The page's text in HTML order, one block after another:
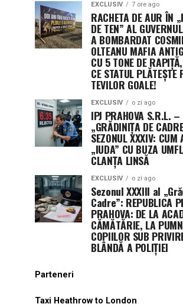
EXCLUSIV 7 ore ago
RACHETA DE AUR ÎN
DE TEN” AL
A BOMBARDAT
OLTEANU MAFIA
CU 5 TONE DE
CE STATUL PLĂTEȘTE
TEVILOR GOALE!
EXCLUSIV o zi ago
IPJ PRAHOVA S.R.L. –
„GRĂDINIȚA DE
SEZONUL XXXIV:
„IUDA” CU BUZA
CLANȚA LINSĂ
EXCLUSIV o zi ago
Sezonul XXXIII al
Cadre”: REPUBLICA
PRAHOVA: DE LA
CĂMĂTĂRIE, LA
COPIILOR SUB
BLÂNDĂ A POLIȚIEI
Parteneri
Taxi Heathrow to London